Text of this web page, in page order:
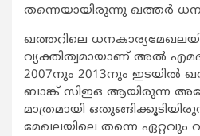
തന്നെയായിരുന്നു ഖത്തര്‍
ഖത്തറിലെ
വ്യക്തിത്വമായാണ് അല്‍
2007നും 2013നും
ബാങ്ക് സിഇഒ ആയിരുന്ന
മാത്രമായി
മേഖലയിലെ തന്നെ ഏറ്റവും